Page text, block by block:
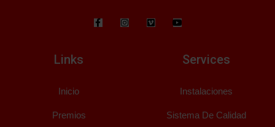
Links
Inicio
Premios
Services
Instalaciones
Sistema De Calidad